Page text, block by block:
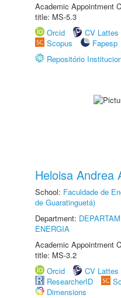
Academic Appointment
title: MS-5.3
Orcid
CV Lattes
Scopus
Fapesp
Repositório
Heloisa Andrea
School: Faculdade de
de Guaratinguetá)
Department:
ENERGIA
Academic Appointment
title: MS-3.2
Orcid
CV Lattes
ResearcherID
Dimensions